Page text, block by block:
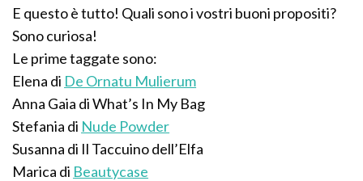
E questo è tutto! Quali sono i vostri buoni propositi?
Sono curiosa!
Le prime taggate sono:
Elena di De Ornatu Mulierum
Anna Gaia di What’s In My Bag
Stefania di Nude Powder
Susanna di Il Taccuino dell’Elfa
Marica di Beautycase